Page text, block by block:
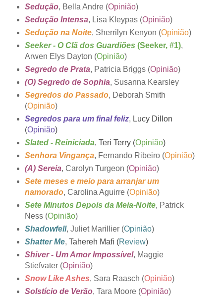
Sedução, Bella Andre (Opinião)
Sedução Intensa, Lisa Kleypas (Opinião)
Sedução na Noite, Sherrilyn Kenyon (Opinião)
Seeker - O Clã dos Guardiões (Seeker, #1),
Arwen Elys Dayton (Opinião)
Segredo de Prata, Patricia Briggs (Opinião)
(O) Segredo de Sophia, Susanna Kearsley
Segredos do Passado, Deborah Smith
(Opinião)
Segredos para um final feliz, Lucy Dillon
(Opinião)
Slated - Reiniciada, Teri Terry (Opinião)
Senhora Vingança, Fernando Ribeiro (Opinião)
(A) Sereia, Carolyn Turgeon (Opinião)
Sete meses e meio para arranjar um
namorado, Carolina Aguirre (Opinião)
Sete Minutos Depois da Meia-Noite, Patrick
Ness (Opinião)
Shadowfell, Juliet Marillier (Opinião)
Shatter Me, Tahereh Mafi (Review)
Shiver - Um Amor Impossível, Maggie
Stiefvater (Opinião)
Snow Like Ashes, Sara Raasch (Opinião)
Solstício de Verão, Tara Moore (Opinião)